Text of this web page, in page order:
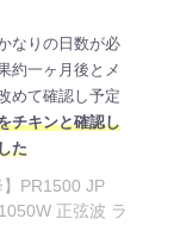
なりの日数が必
約一ヶ月後とメ
めて確認し予定
チキンと確認し
た
】PR1500 JP
正弦波 ラ